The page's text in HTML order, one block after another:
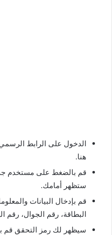
الدخول على الرابط
هنا.
قم بالضغط على مستخدم
ستظهر أمامك.
قم بإدخال البيانات
البطاقة، رقم الجوال، رقم
سيظهر لك رمز التحقق قم